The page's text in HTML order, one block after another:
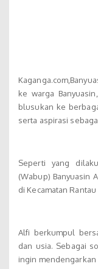
ke warga
blusukan ke
serta aspirasi
Seperti yang
(Wabup) Banyuasin
di Kecamatan
Alfi berkumpul
dan usia. Sebagai
ingin mendengarkan